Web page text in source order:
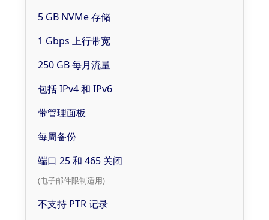
5 GB NVMe 存储
1 Gbps 上行带宽
250 GB 每月流量
包括 IPv4 和 IPv6
带管理面板
每周备份
端口 25 和 465 关闭
(电子邮件限制适用)
不支持 PTR 记录